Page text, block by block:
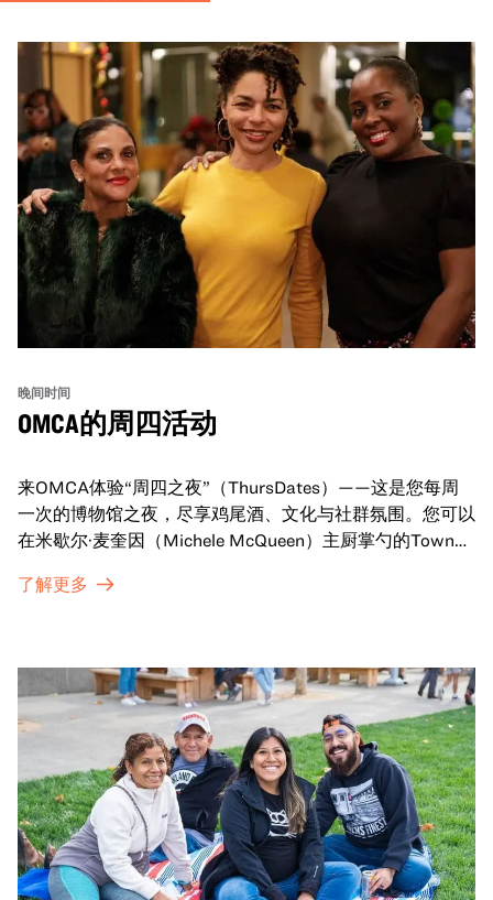
晚间时间
OMCA的周四活动
来OMCA体验“周四之夜”（ThursDates）——这是您每周
一次的博物馆之夜，尽享鸡尾酒、文化与社群氛围。您可以
在米歇尔·麦奎因（Michele McQueen）主厨掌勺的Town
探索那些在夜幕下焕发活力的展厅，那里将呈现快闪表演、
了解更多